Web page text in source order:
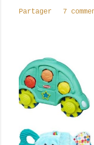
i
Partager 7